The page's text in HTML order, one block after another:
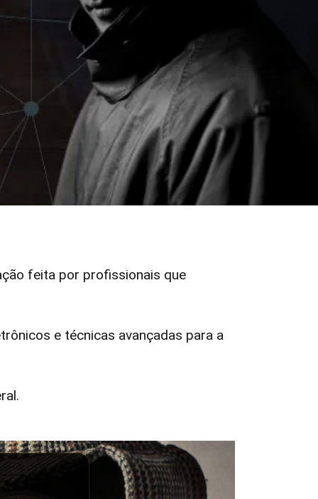
feita por profissionais que
e técnicas avançadas para a